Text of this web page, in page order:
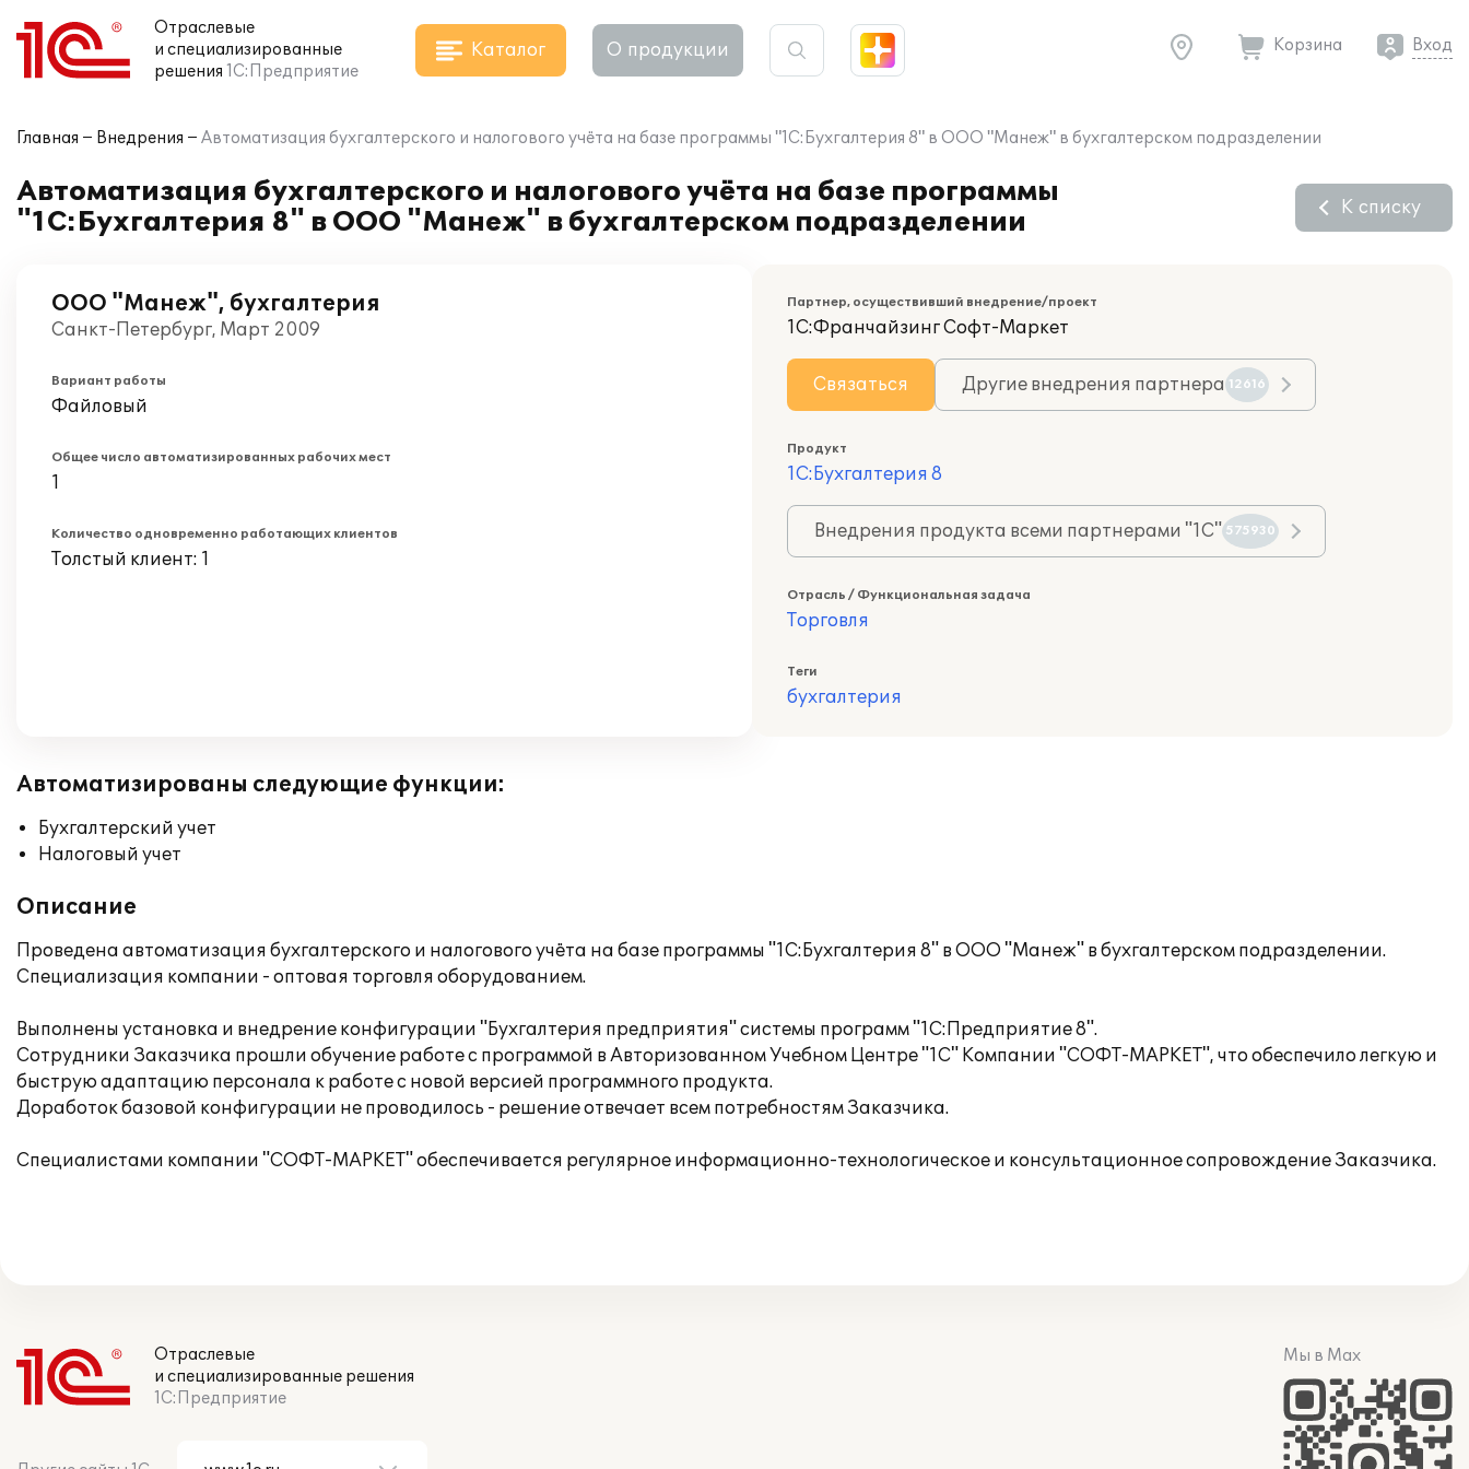
Отраслевые
и специализированные
решения 1С:Предприятие
Каталог О продукции Корзина Вход
Главная Внедрения Автоматизация бухгалтерского и налогового учёта на базе программы "1С:Бухгалтерия 8" в ООО "Манеж" в бухгалтерском подразделении
Автоматизация бухгалтерского и налогового учёта на базе программы
"1С:Бухгалтерия 8" в ООО "Манеж" в бухгалтерском подразделении
К списку
ООО "Манеж", бухгалтерия
Санкт-Петербург, Март 2009
Вариант работы
Файловый
Общее число автоматизированных рабочих мест
1
Количество одновременно работающих клиентов
Толстый клиент: 1
Партнер, осуществивший внедрение/проект
1С:Франчайзинг Софт-Маркет
Связаться Другие внедрения партнера 12616
Продукт
1С:Бухгалтерия 8
Внедрения продукта всеми партнерами "1С" 575930
Отрасль / Функциональная задача
Торговля
Теги
бухгалтерия
Автоматизированы следующие функции:
Бухгалтерский учет
Налоговый учет
Описание
Проведена автоматизация бухгалтерского и налогового учёта на базе программы "1С:Бухгалтерия 8" в ООО "Манеж" в бухгалтерском подразделении.
Специализация компании - оптовая торговля оборудованием.
Выполнены установка и внедрение конфигурации "Бухгалтерия предприятия" системы программ "1С:Предприятие 8".
Сотрудники Заказчика прошли обучение работе с программой в Авторизованном Учебном Центре "1С" Компании "СОФТ-МАРКЕТ", что обеспечило легкую и
быструю адаптацию персонала к работе с новой версией программного продукта.
Доработок базовой конфигурации не проводилось - решение отвечает всем потребностям Заказчика.
Специалистами компании "СОФТ-МАРКЕТ" обеспечивается регулярное информационно-технологическое и консультационное сопровождение Заказчика.
Отраслевые
и специализированные решения
1С:Предприятие
Мы в Max